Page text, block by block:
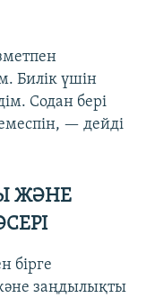
Билік үшін
Содан бері
— дейді
ЖӘНЕ
бірге
заңдылықты